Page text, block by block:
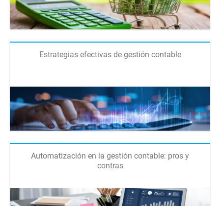
Estrategias efectivas de gestión contable
Automatización en la gestión contable: pros y
contras